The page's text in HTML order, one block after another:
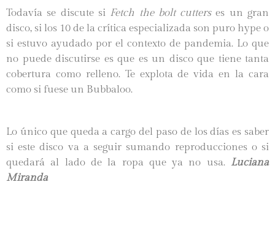
Todavía se discute si Fetch the bolt cutterses un gran
disco, si los 10 de la crítica especializada son puro hype o
si estuvo ayudado por el contexto de pandemia. Lo que
no puede discutirse es que es un disco que tiene tanta
cobertura como relleno. Te explota de vida en la cara
como si fuese un Bubbaloo.
Lo único que queda a cargo del paso de los días es saber
si este disco va a seguir sumando reproducciones o si
quedará al lado de la ropa que ya no usa. Luciana
Miranda